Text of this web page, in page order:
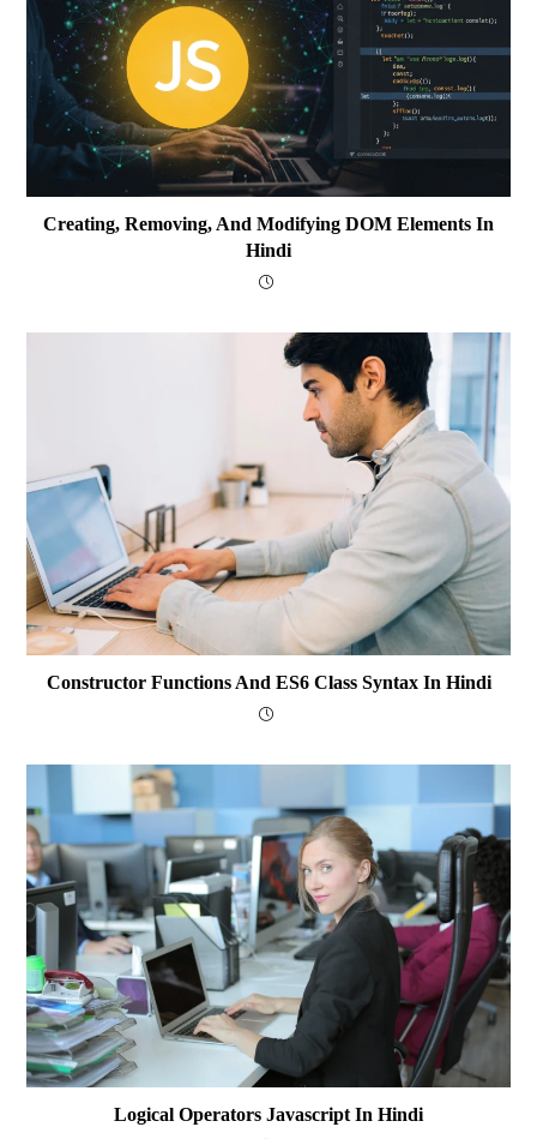
Creating, Removing, And Modifying DOM Elements In
Hindi
Constructor Functions And ES6 Class Syntax In Hindi
Logical Operators Javascript In Hindi